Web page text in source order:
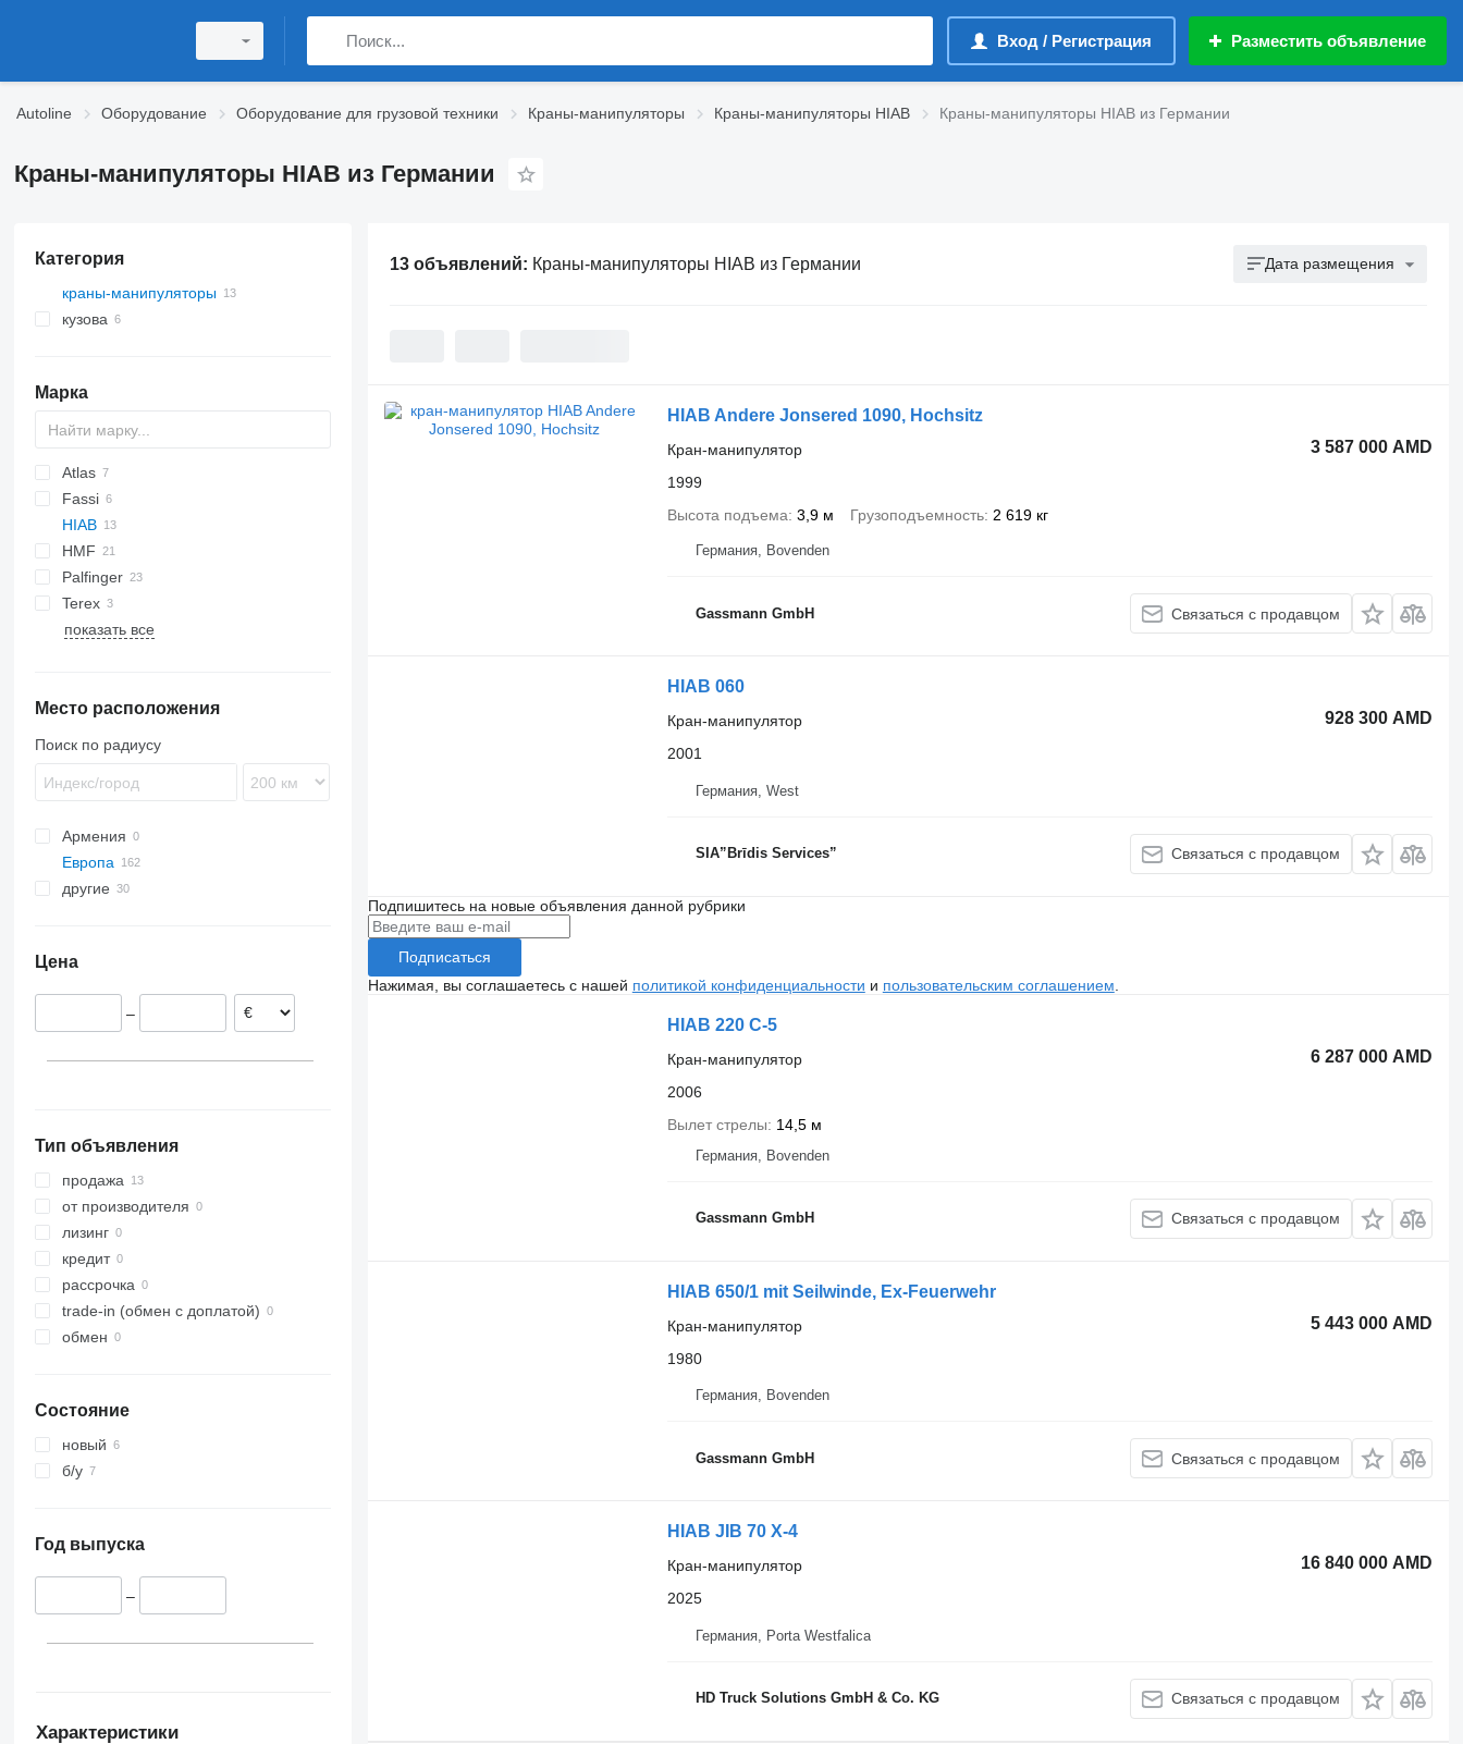
Вход / Регистрация Разместить объявление
Autoline Оборудование Оборудование для грузовой техники Краны-манипуляторы Краны-манипуляторы HIAB Краны-манипуляторы HIAB из Германии
Краны-манипуляторы HIAB из Германии
Категория
краны-манипуляторы
кузова
Марка
Atlas
Fassi
F-series
HIAB
X-HiDuo
X-HiPro
X-HiPro 548 E-8
HMF
340
2620
TGL
Palfinger
PK
SCC
630
Terex
A-series
показать все
Место расположения
Поиск по радиусу
Армения
Европа
Нидерланды
Польша
Венгрия
другие
Цена
–
Тип объявления
продажа
от производителя
лизинг
кредит
рассрочка
trade-in (обмен с доплатой)
обмен
Состояние
новый
б/у
Год выпуска
–
Характеристики
13 объявлений: Краны-манипуляторы HIAB из Германии Дата размещения
HIAB Andere Jonsered 1090, Hochsitz
3 587 000 AMD
Кран-манипулятор
1999
Высота подъема 3,9 м Грузоподъемность 2 619 кг
Германия, Bovenden
Gassmann GmbH Связаться с продавцом
HIAB 060
928 300 AMD
Кран-манипулятор
2001
Германия, West
SIA”Brīdis Services” Связаться с продавцом
Подпишитесь на новые объявления данной рубрики
Подписаться
Нажимая, вы соглашаетесь с нашей политикой конфиденциальности и пользовательским соглашением
HIAB 220 C-5
6 287 000 AMD
Кран-манипулятор
2006
Вылет стрелы
14,5 м
Германия, Bovenden
Gassmann GmbH Связаться с продавцом
HIAB 650/1 mit Seilwinde, Ex-Feuerwehr
5 443 000 AMD
Кран-манипулятор
1980
Германия, Bovenden
Gassmann GmbH Связаться с продавцом
HIAB JIB 70 X-4
16 840 000 AMD
Кран-манипулятор
2025
Германия, Porta Westfalica
HD Truck Solutions GmbH & Co. KG Связаться с продавцом